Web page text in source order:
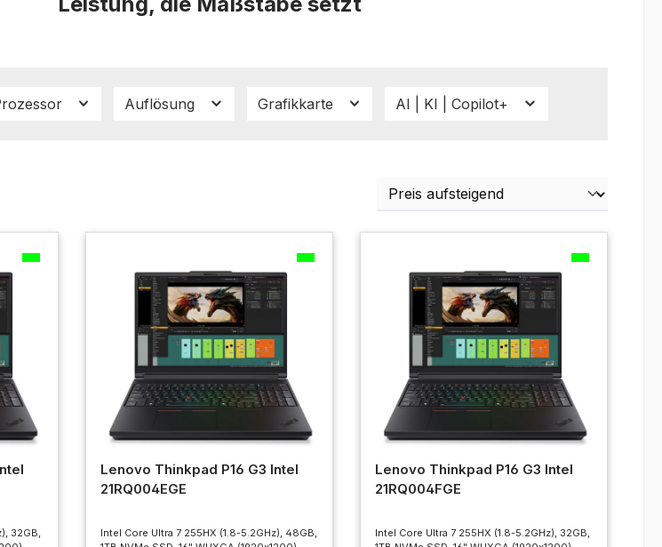
Auflösung Grafikkarte AI | KI | Copilot+
32GB,
Lenovo Thinkpad P16 G3 Intel
21RQ004EGE
Intel Core Ultra 7 255HX (1.8-5.2GHz), 48GB,
Lenovo Thinkpad P16 G3 Intel
21RQ004FGE
Intel Core Ultra 7 255HX (1.8-5.2GHz), 32GB,